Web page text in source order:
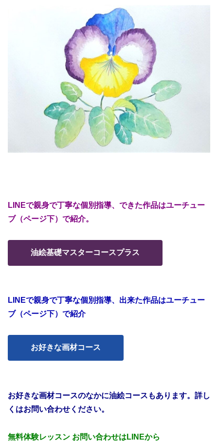
LINEで親身で丁寧な個別指導、できた作品はユーチュー
ブ（ページ下）で紹介。
油絵基礎マスターコースプラス
LINEで親身で丁寧な個別指導、出来た作品はユーチュー
ブ（ページ下）で紹介
お好きな画材コース
お好きな画材コースのなかに油絵コースもあります。詳し
くはお問い合わせください。
無料体験レッスン お問い合わせはLINEから